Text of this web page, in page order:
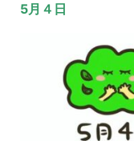
5月４日